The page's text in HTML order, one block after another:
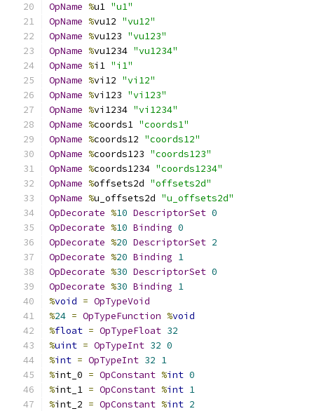
OpName %u1 "u1"
OpName %vu12 "vu12"
OpName %vu123 "vu123"
OpName %vu1234 "vu1234"
OpName %i1 "i1"
OpName %vi12 "vi12"
OpName %vi123 "vi123"
OpName %vi1234 "vi1234"
OpName %coords1 "coords1"
OpName %coords12 "coords12"
OpName %coords123 "coords123"
OpName %coords1234 "coords1234"
OpName %offsets2d "offsets2d"
OpName %u_offsets2d "u_offsets2d"
OpDecorate %10 DescriptorSet 0
OpDecorate %10 Binding 0
OpDecorate %20 DescriptorSet 2
OpDecorate %20 Binding 1
OpDecorate %30 DescriptorSet 0
OpDecorate %30 Binding 1
%void = OpTypeVoid
%24 = OpTypeFunction %void
%float = OpTypeFloat 32
%uint = OpTypeInt 32 0
%int = OpTypeInt 32 1
%int_0 = OpConstant %int 0
%int_1 = OpConstant %int 1
%int_2 = OpConstant %int 2